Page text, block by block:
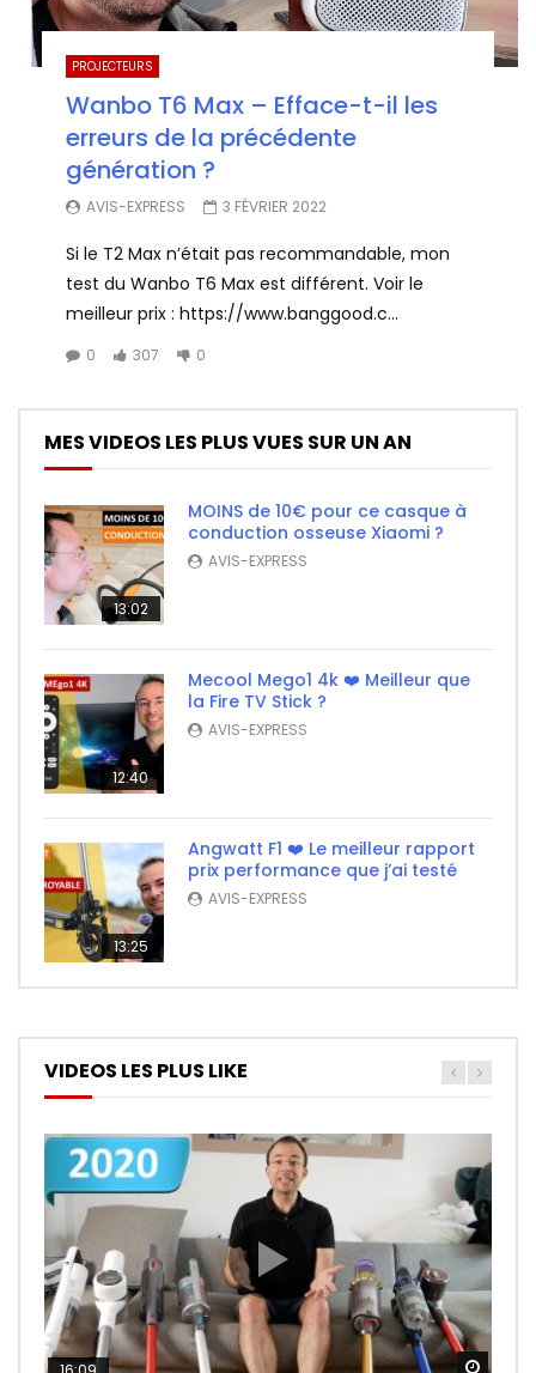
PROJECTEURS
Wanbo T6 Max – Efface-t-il les
erreurs de la précédente
génération ?
AVIS-EXPRESS 3 FÉVRIER 2022
Si le T2 Max n’était pas recommandable, mon
test du Wanbo T6 Max est différent. Voir le
meilleur prix : https://www.banggood.c...
0 307 0
MES VIDEOS LES PLUS VUES SUR UN AN
13:02
MOINS de 10€ pour ce casque à
conduction osseuse Xiaomi ?
AVIS-EXPRESS
12:40
Mecool Mego1 4k ❤️ Meilleur que
la Fire TV Stick ?
AVIS-EXPRESS
13:25
Angwatt F1 ❤️ Le meilleur rapport
prix performance que j’ai testé
AVIS-EXPRESS
VIDEOS LES PLUS LIKE